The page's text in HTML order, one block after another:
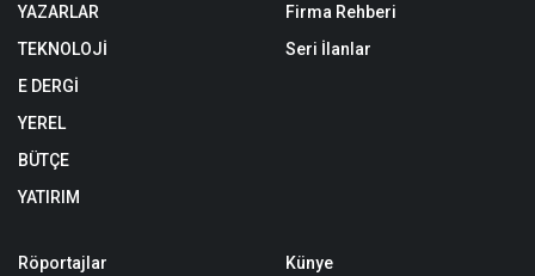
YAZARLAR
TEKNOLOJİ
E DERGİ
YEREL
BÜTÇE
YATIRIM
Firma Rehberi
Seri İlanlar
Röportajlar
Künye